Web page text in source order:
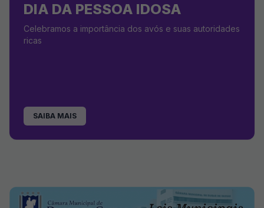
DIA DA PESSOA IDOSA
Celebramos a importância dos avós e suas autoridades
ricas
SAIBA MAIS